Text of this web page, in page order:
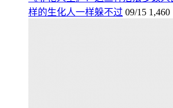
样的生化人一样躲不过 09/15 1,460